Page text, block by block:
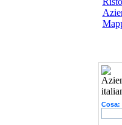
Cosa: